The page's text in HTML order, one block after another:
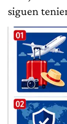
siguen